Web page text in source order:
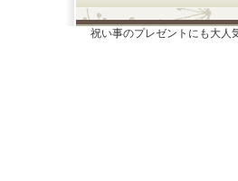
祝い事のプレゼントにも大人